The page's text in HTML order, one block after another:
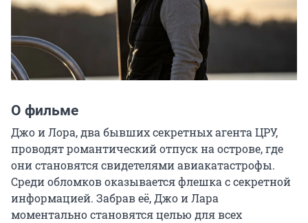
О фильме
Джо и Лора, два бывших секретных агента ЦРУ,
проводят романтический отпуск на острове, где
они становятся свидетелями авиакатастрофы.
Среди обломков оказывается флешка с секретной
информацией. Забрав её, Джо и Лара
моментально становятся целью для всех